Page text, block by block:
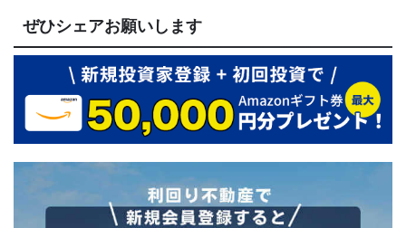
ぜひシェアお願いします